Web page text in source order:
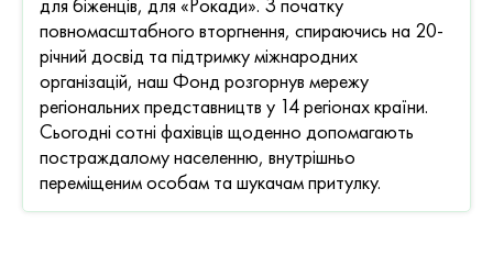
повномасштабного вторгнення, спираючись на 20-
річний досвід та підтримку міжнародних
організацій, наш Фонд розгорнув мережу
регіональних представництв у 14 регіонах країни.
Сьогодні сотні фахівців щоденно допомагають
постраждалому населенню, внутрішньо
переміщеним особам та шукачам притулку.